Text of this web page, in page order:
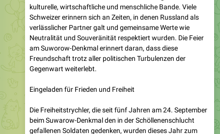
verlässlicher Partner galt und gemeinsame Werte wie
Neutralität und Souveränität respektiert wurden. Die Feier
am Suworow-Denkmal erinnert daran, dass diese
Freundschaft trotz aller politischen Turbulenzen der
Gegenwart weiterlebt.
Eingeladen für Frieden und Freiheit
Die Freiheitstrychler, die seit fünf Jahren am 24. September
gefallenen Soldaten gedenken, wurden dieses Jahr zum
Russlandtag (Nationalfeiertag) eingeladen, um gemeinsam
mit ihren russischen Freunden für Frieden und Freiheit